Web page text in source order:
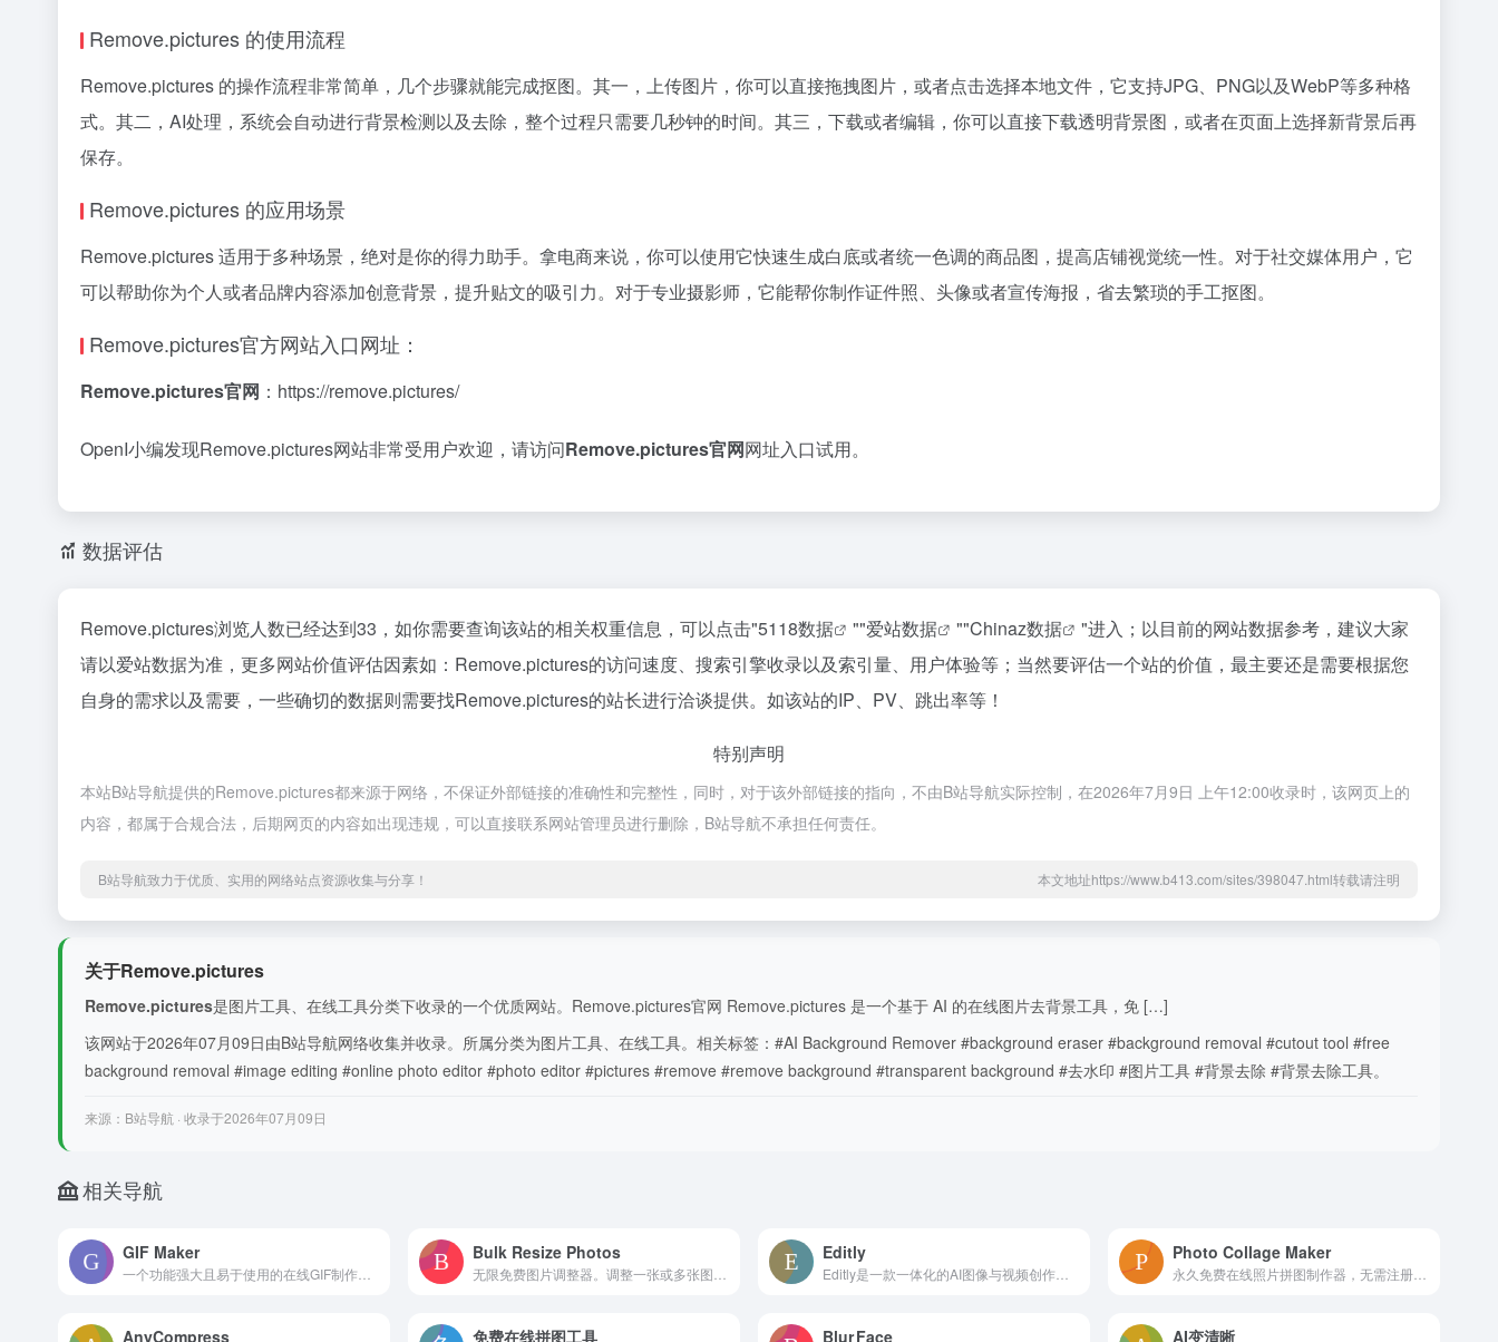
Remove.pictures 的使用流程
Remove.pictures 的操作流程非常简单，几个步骤就能完成抠图。其一，上传图片，你可以直接拖拽图片，或者点击选择本地文件，它支持JPG、PNG以及WebP等多种格
式。其二，AI处理，系统会自动进行背景检测以及去除，整个过程只需要几秒钟的时间。其三，下载或者编辑，你可以直接下载透明背景图，或者在页面上选择新背景后再
保存。
Remove.pictures 的应用场景
Remove.pictures 适用于多种场景，绝对是你的得力助手。拿电商来说，你可以使用它快速生成白底或者统一色调的商品图，提高店铺视觉统一性。对于社交媒体用户，它
可以帮助你为个人或者品牌内容添加创意背景，提升贴文的吸引力。对于专业摄影师，它能帮你制作证件照、头像或者宣传海报，省去繁琐的手工抠图。
Remove.pictures官方网站入口网址：
Remove.pictures官网 ：https://remove.pictures/
OpenI小编发现Remove.pictures网站非常受用户欢迎，请访问Remove.pictures官网网址入口试用。
数据评估
Remove.pictures浏览人数已经达到33，如你需要查询该站的相关权重信息，可以点击"5118数据 ""爱站数据 ""Chinaz数据
"进入；以目前的网站数据参考，建议大家
请以爱站数据为准，更多网站价值评估因素如：Remove.pictures的访问速度、搜索引擎收录以及索引量、用户体验等；当然要评估一个站的价值，最主要还是需要根据您
自身的需求以及需要，一些确切的数据则需要找Remove.pictures的站长进行洽谈提供。如该站的IP、PV、跳出率等！
特别声明
本站B站导航提供的Remove.pictures都来源于网络，不保证外部链接的准确性和完整性，同时，对于该外部链接的指向，不由B站导航实际控制，在2026年7月9日 上午12:00收录时，该网页上的
内容，都属于合规合法，后期网页的内容如出现违规，可以直接联系网站管理员进行删除，B站导航不承担任何责任。
B站导航致力于优质、实用的网络站点资源收集与分享！ 本文地址https://www.b413.com/sites/398047.html转载请注明
关于Remove.pictures
Remove.pictures是图片工具、在线工具分类下收录的一个优质网站。Remove.pictures官网 Remove.pictures 是一个基于 AI 的在线图片去背景工具，免 […]
该网站于2026年07月09日由B站导航网络收集并收录。所属分类为图片工具、在线工具。相关标签：#AI Background Remover #background eraser #background removal #cutout tool #free
background removal #image editing #online photo editor #photo editor #pictures #remove #remove background #transparent background #去水印 #图片工具 #背景去除 #背景去除工具。
来源：B站导航 · 收录于2026年07月09日
相关导航
GIF Maker Bulk Resize Photos Editly Photo Collage Maker
AnyCompress 免费在线拼图工具 Blur Face AI变清晰